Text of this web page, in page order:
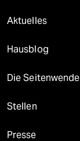
Aktuelles
Hausblog
Die Seitenwende
Stellen
Presse